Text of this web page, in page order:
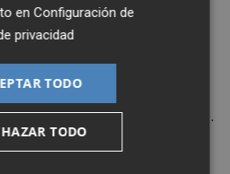
susoutfitsglamurosos.
y saludable suele
de todos para
con vitalidad y energía.
navideños no puede
enConfiguración de
privacidad
TODO
TODO